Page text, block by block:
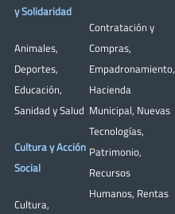
y Solidaridad
Animales,
Deportes,
Educación,
Sanidad y Salud
Cultura y Acción
Social
Cultura,
Contratación y
Compras,
Empadronamiento,
Hacienda
Municipal, Nuevas
Tecnologías,
Patrimonio,
Recursos
Humanos, Rentas